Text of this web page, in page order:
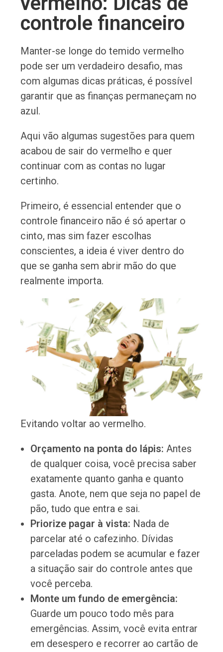
controle financeiro
Manter-se longe do temido vermelho
pode ser um verdadeiro desafio, mas
com algumas dicas práticas, é possível
garantir que as finanças permaneçam no
azul.
Aqui vão algumas sugestões para quem
acabou de sair do vermelho e quer
continuar com as contas no lugar
certinho.
Primeiro, é essencial entender que o
controle financeiro não é só apertar o
cinto, mas sim fazer escolhas
conscientes, a ideia é viver dentro do
que se ganha sem abrir mão do que
realmente importa.
Evitando voltar ao vermelho.
Orçamento na ponta do lápis: Antes
de qualquer coisa, você precisa saber
exatamente quanto ganha e quanto
gasta. Anote, nem que seja no papel de
pão, tudo que entra e sai.
Priorize pagar à vista: Nada de
parcelar até o cafezinho. Dívidas
parceladas podem se acumular e fazer
a situação sair do controle antes que
você perceba.
Monte um fundo de emergência:
Guarde um pouco todo mês para
emergências. Assim, você evita entrar
em desespero e recorrer ao cartão de